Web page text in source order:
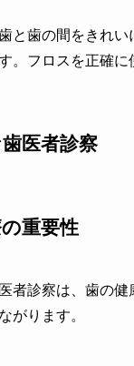
と歯の間をきれ
。フロスを正確に
医者診察
重要性
者診察は、歯の
がります。